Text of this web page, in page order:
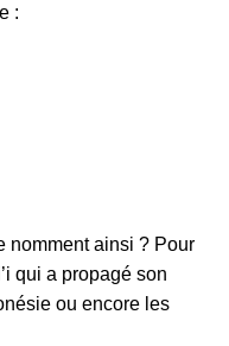
:
nomment ainsi ? Pour
qui a propagé son
ou encore les